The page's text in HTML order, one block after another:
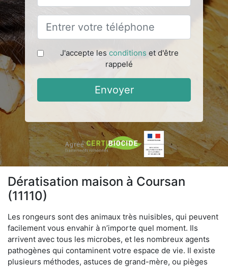
J'accepte les conditions et d'être
rappelé
Envoyer
Dératisation maison à Coursan
(11110)
Les rongeurs sont des animaux très nuisibles, qui peuvent
facilement vous envahir à n’importe quel moment. Ils
arrivent avec tous les microbes, et les nombreux agents
pathogènes qui contaminent votre espace de vie. Il existe
plusieurs méthodes, astuces de grand-mère, ou pièges